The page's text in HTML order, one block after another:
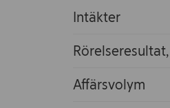
Intäkter
Affärsvolym